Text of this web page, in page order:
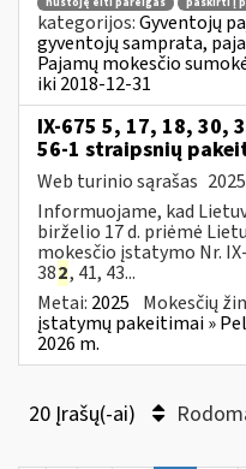
kategorijos:Gyventojų
gyventojų samprata,
Pajamų mokesčio
iki 2018-12-31
IX-675 5, 17, 18, 30,
56-1 straipsnių
Web turinio sąrašas
Informuojame, kad
birželio 17 d. priėmė
mokesčio įstatymo Nr. IX-
382, 41, 43...
Metai: 2025 Mokesčių
įstatymų pakeitimai »
2026 m.
20 Įrašų(-ai)